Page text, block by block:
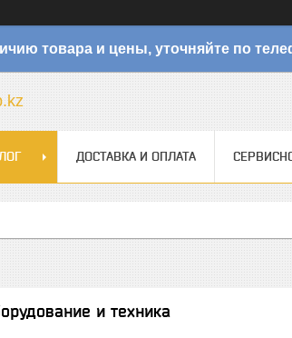
товара и цены, уточняйте по
ДОСТАВКА И ОПЛАТА
и техника